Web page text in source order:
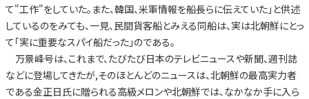
て"工作"をしていた。また、韓国、米軍情報を船長らに伝えていた」と供述
しているのをみても、一見、民間貨客船とみえる同船は、実は北朝鮮にとっ
て「実に重要なスパイ船だった」のである。
万景峰号は、これまで、たびたび日本のテレビニュースや新聞、週刊誌
などに登場してきたが,そのほとんどのニュースは、北朝鮮の最高実力者
である金正日氏に贈られる高級メロンや北朝鮮では、なかなか手に入ら